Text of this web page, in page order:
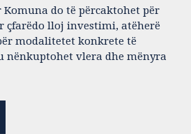
do të përcaktohet për
çfarëdo lloj investimi, atëherë
modalitetet konkrete të
nënkuptohet vlera dhe mënyra